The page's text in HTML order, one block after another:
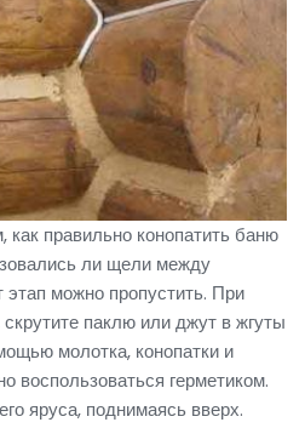
как правильно конопатить баню
ли щели между
этап можно пропустить. При
паклю или джут в жгуты
молотка, конопатки и
воспользоваться герметиком.
яруса, поднимаясь вверх.